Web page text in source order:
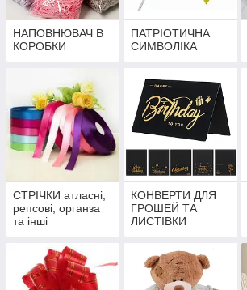
НАПОВНЮВАЧ В
КОРОБКИ
ПАТРІОТИЧНА
СИМВОЛІКА
СТРІЧКИ атласні,
репсові, органза
та інші
КОНВЕРТИ ДЛЯ
ГРОШЕЙ ТА
ЛИСТІВКИ